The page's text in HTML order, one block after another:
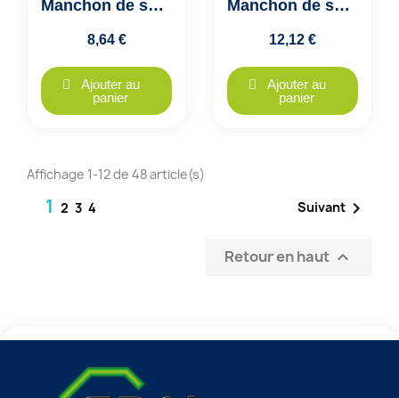
Manchon de serrage H214 FK
8,64 €
Ajouter au
panier
Manchon de serrage H215 FK
12,12 €
Ajouter au
panier
Affichage 1-12 de 48 article(s)
1 2 3 4 Suivant 
Retour en haut 